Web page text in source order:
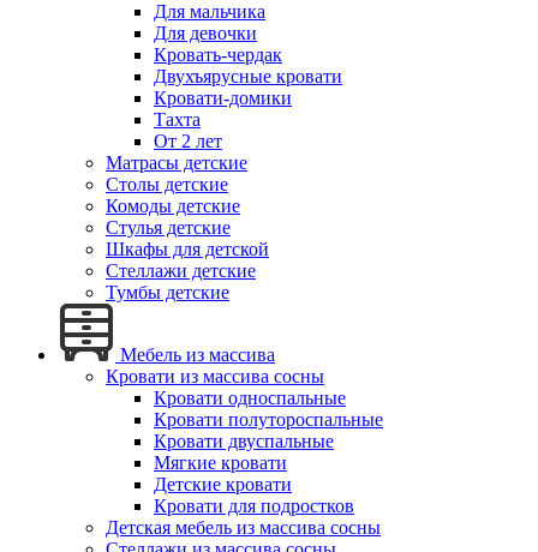
Для мальчика
Для девочки
Кровать-чердак
Двухъярусные кровати
Кровати-домики
Тахта
От 2 лет
Матрасы детские
Столы детские
Комоды детские
Стулья детские
Шкафы для детской
Стеллажи детские
Тумбы детские
Мебель из массива
Кровати из массива сосны
Кровати односпальные
Кровати полутороспальные
Кровати двуспальные
Мягкие кровати
Детские кровати
Кровати для подростков
Детская мебель из массива сосны